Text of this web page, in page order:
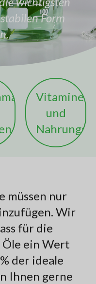
Form
Vitamine
und
müssen nur
Wir
für die
ein Wert
der ideale
Ihnen gerne